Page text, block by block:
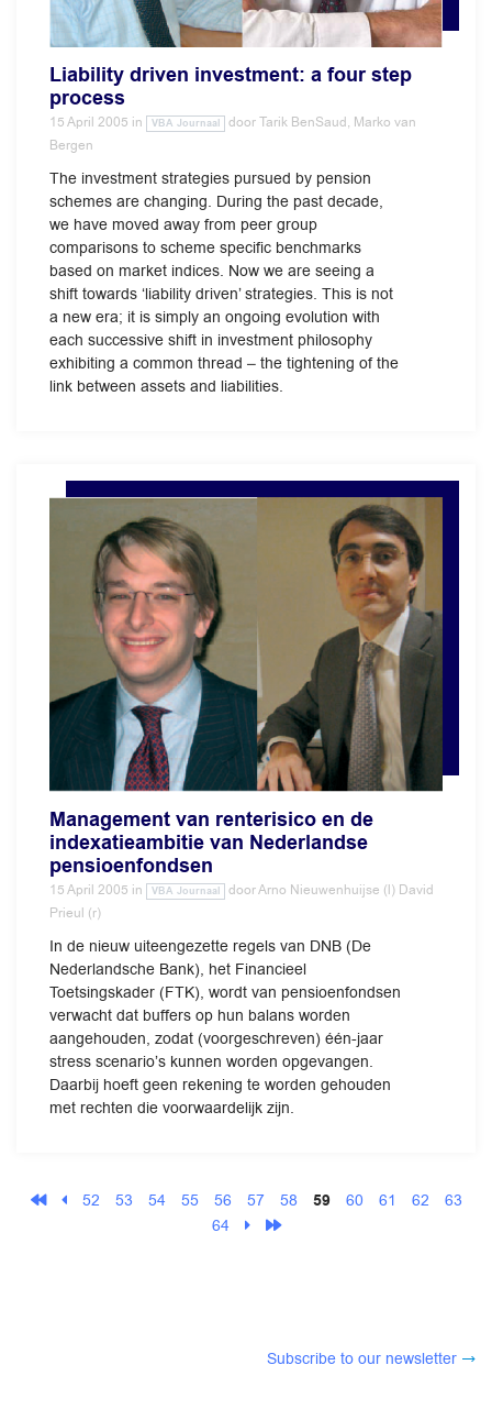
Liability driven investment: a four step
process
15 April 2005 in VBA Journaal doorTarik BenSaud, Marko van
Bergen
The investment strategies pursued by pension
schemes are changing. During the past decade,
we have moved away from peer group
comparisons to scheme specific benchmarks
based on market indices. Now we are seeing a
shift towards ‘liability driven’ strategies. This is not
a new era; it is simply an ongoing evolution with
each successive shift in investment philosophy
exhibiting a common thread – the tightening of the
link between assets and liabilities.
Management van renterisico en de
indexatieambitie van Nederlandse
pensioenfondsen
15 April 2005 in VBA Journaal doorArno Nieuwenhuijse (l) David
Prieul (r)
In de nieuw uiteengezette regels van DNB (De
Nederlandsche Bank), het Financieel
Toetsingskader (FTK), wordt van pensioenfondsen
verwacht dat buffers op hun balans worden
aangehouden, zodat (voorgeschreven) één-jaar
stress scenario’s kunnen worden opgevangen.
Daarbij hoeft geen rekening te worden gehouden
met rechten die voorwaardelijk zijn.
52 53 54 55 56 57 58 59 60 61 62
63
64
Subscribe to our newsletter